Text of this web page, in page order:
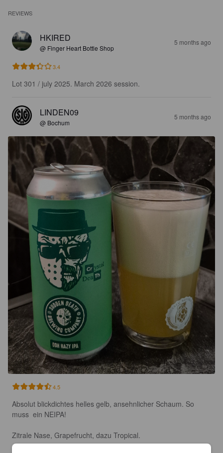
REVIEWS
HKIRED
@ Finger Heart Bottle Shop
5 months ago
3.4
Lot 301 / july 2025. March 2026 session.
LINDEN09
@ Bochum
5 months ago
4.5
Absolut blickdichtes helles gelb, ansehnlicher Schaum. So
muss  ein NEIPA!
Zitrale Nase, Grapefrucht, dazu Tropical.